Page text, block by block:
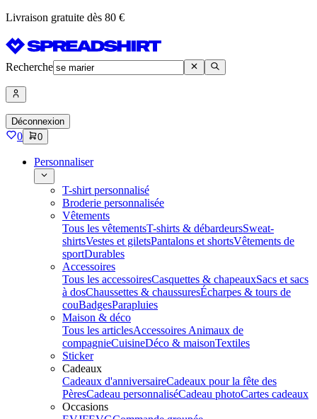
Livraison gratuite dès 80 €
Recherche
Déconnexion
0 0
Personnaliser
T-shirt personnalisé
Broderie personnalisée
Vêtements
Tous les vêtementsT-shirts & débardeursSweat-
shirtsVestes et giletsPantalons et shortsVêtements de
sportDurables
Accessoires
Tous les accessoiresCasquettes & chapeauxSacs et sacs
à dosChaussettes & chaussuresÉcharpes & tours de
couBadgesParapluies
Maison & déco
Tous les articlesAccessoires Animaux de
compagnieCuisineDéco & maisonTextiles
Sticker
Cadeaux
Cadeaux d'anniversaireCadeaux pour la fête des
PèresCadeau personnaliséCadeau photoCartes cadeaux
Occasions